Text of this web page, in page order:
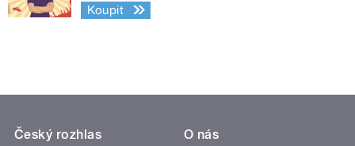
Koupit
Český rozhlas
O nás